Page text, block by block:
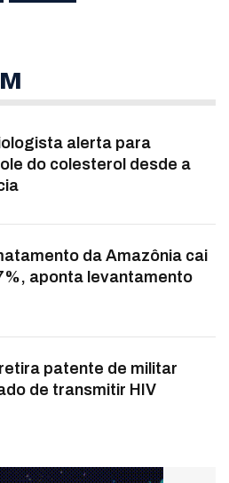
alerta para
do colesterol desde a
da Amazônia cai
aponta levantamento
patente de militar
de transmitir HIV